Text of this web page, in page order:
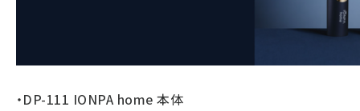
・DP-111 IONPA home 本体